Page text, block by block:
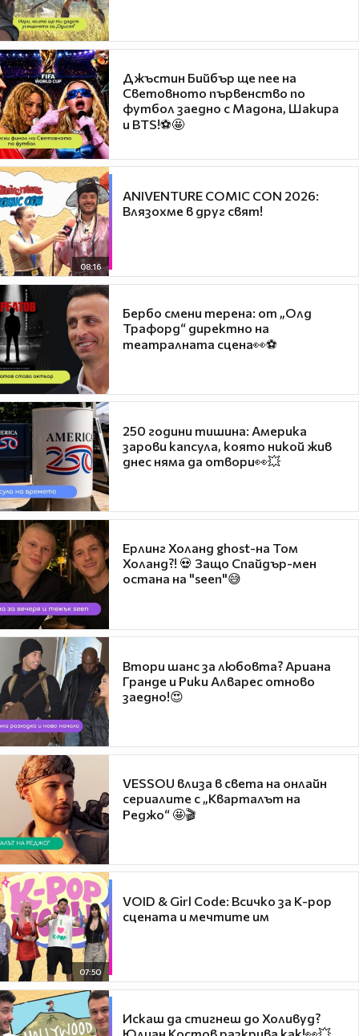
Джъстин Бийбър ще пее на
Световното първенство по
футбол заедно с Мадона, Шакира
и BTS!⚽🤩
08:16
ANIVENTURE COMIC CON 2026:
Влязохме в друг свят!
Бербо смени терена: от „Олд
Трафорд“ директно на
театралната сцена👀⚽
250 години тишина: Америка
зарови капсула, която никой жив
днес няма да отвори👀💥
Ерлинг Холанд ghost-на Том
Холанд?! 💀 Защо Спайдър-мен
остана на "seen"😅
Втори шанс за любовта? Ариана
Гранде и Рики Алварес отново
заедно!😍
VESSOU влиза в света на онлайн
сериалите с „Кварталът на
Реджо“ 🤩🎬
07:50
VOID & Girl Code: Всичко за K-pop
сцената и мечтите им
Искаш да стигнеш до Холивуд?